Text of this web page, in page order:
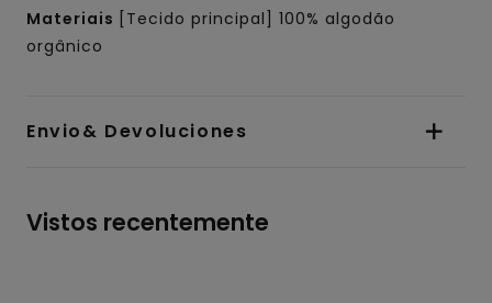
Materiais
[Tecido principal] 100% algodão
orgânico
Envio& Devoluciones
Vistos recentemente